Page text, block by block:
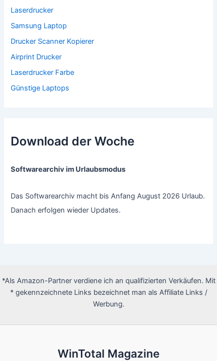
Laserdrucker
Samsung Laptop
Drucker Scanner Kopierer
Airprint Drucker
Laserdrucker Farbe
Günstige Laptops
Download der Woche
Softwarearchiv im Urlaubsmodus
Das Softwarearchiv macht bis Anfang August 2026 Urlaub.
Danach erfolgen wieder Updates.
*Als Amazon-Partner verdiene ich an qualifizierten Verkäufen. Mit
* gekennzeichnete Links bezeichnet man als Affiliate Links /
Werbung.
WinTotal Magazine